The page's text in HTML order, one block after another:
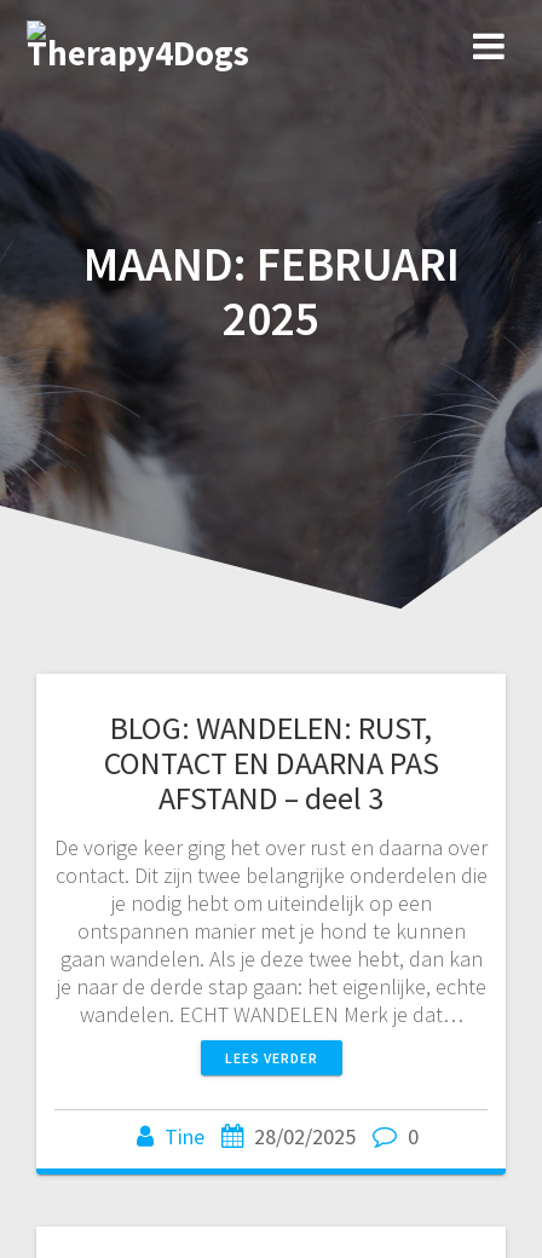
MAAND: FEBRUARI
2025
BLOG: WANDELEN: RUST,
CONTACT EN DAARNA PAS
AFSTAND – deel 3
De vorige keer ging het over rust en daarna over
contact. Dit zijn twee belangrijke onderdelen die
je nodig hebt om uiteindelijk op een
ontspannen manier met je hond te kunnen
gaan wandelen. Als je deze twee hebt, dan kan
je naar de derde stap gaan: het eigenlijke, echte
wandelen. ECHT WANDELEN Merk je dat…
LEES VERDER
Tine 28/02/2025 0